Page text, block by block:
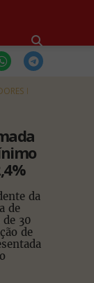
da
de
30
de